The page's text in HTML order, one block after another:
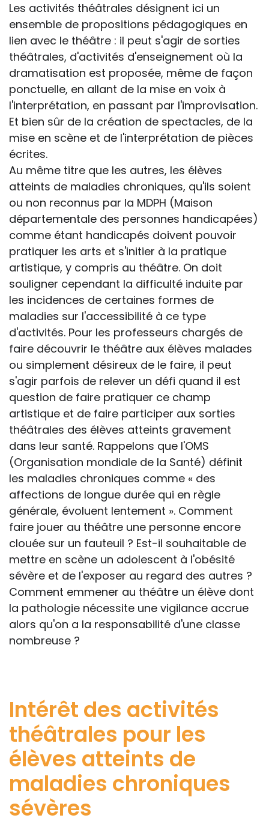
Les activités théâtrales désignent ici un
ensemble de propositions pédagogiques en
lien avec le théâtre : il peut s'agir de sorties
théâtrales, d'activités d'enseignement où la
dramatisation est proposée, même de façon
ponctuelle, en allant de la mise en voix à
l'interprétation, en passant par l'improvisation.
Et bien sûr de la création de spectacles, de la
mise en scène et de l'interprétation de pièces
écrites.
Au même titre que les autres, les élèves
atteints de maladies chroniques, qu'ils soient
ou non reconnus par la MDPH (Maison
départementale des personnes handicapées)
comme étant handicapés doivent pouvoir
pratiquer les arts et s'initier à la pratique
artistique, y compris au théâtre. On doit
souligner cependant la difficulté induite par
les incidences de certaines formes de
maladies sur l'accessibilité à ce type
d'activités. Pour les professeurs chargés de
faire découvrir le théâtre aux élèves malades
ou simplement désireux de le faire, il peut
s'agir parfois de relever un défi quand il est
question de faire pratiquer ce champ
artistique et de faire participer aux sorties
théâtrales des élèves atteints gravement
dans leur santé. Rappelons que l'OMS
(Organisation mondiale de la Santé) définit
les maladies chroniques comme « des
affections de longue durée qui en règle
générale, évoluent lentement ». Comment
faire jouer au théâtre une personne encore
clouée sur un fauteuil ? Est-il souhaitable de
mettre en scène un adolescent à l'obésité
sévère et de l'exposer au regard des autres ?
Comment emmener au théâtre un élève dont
la pathologie nécessite une vigilance accrue
alors qu'on a la responsabilité d'une classe
nombreuse ?
Intérêt des activités
théâtrales pour les
élèves atteints de
maladies chroniques
sévères
rédacteurs des fiches, qui sont
évidemment dans l’impossibilité de les
apprécier in abstracto.